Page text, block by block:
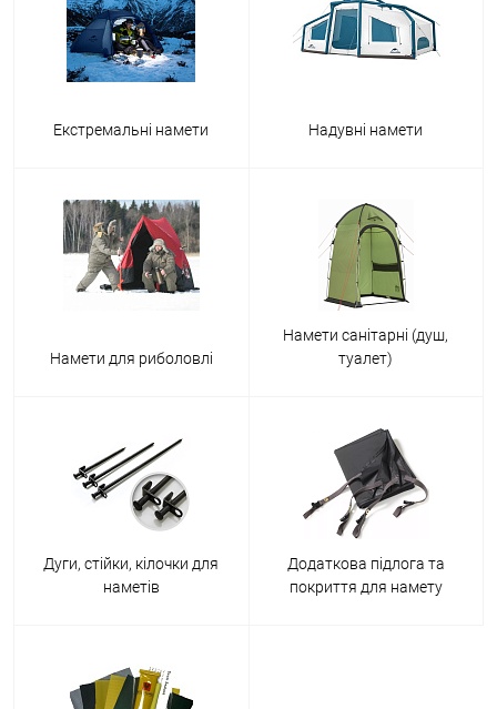
Екстремальні намети Надувні намети
Намети для риболовлі
Намети санітарні (душ,
туалет)
Дуги, стійки, кілочки для
наметів
Додаткова підлога та
покриття для намету